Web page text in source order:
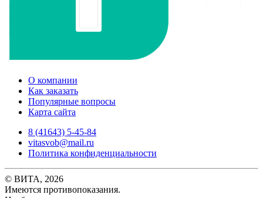
О компании
Как заказать
Популярные вопросы
Карта сайта
8 (41643) 5-45-84
vitasvob@mail.ru
Политика конфиденциальности
© ВИТА, 2026
Имеются противопоказания.